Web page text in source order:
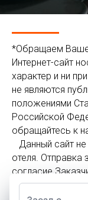
*Обращаем Ваше
Интернет-сайт
характер и ни
не являются
положениями
Российской
обращайтесь к
Данный сайт
отеля. Отправка
согласие
на оказание